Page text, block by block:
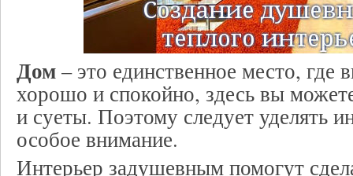
Дом– это единственное место, где
хорошо и спокойно, здесь вы
и суеты. Поэтому следует уделять
особое внимание.
Интерьер задушевным помогут